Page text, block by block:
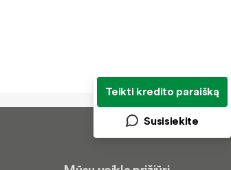
Teikti kredito paraišką
Susisiekite